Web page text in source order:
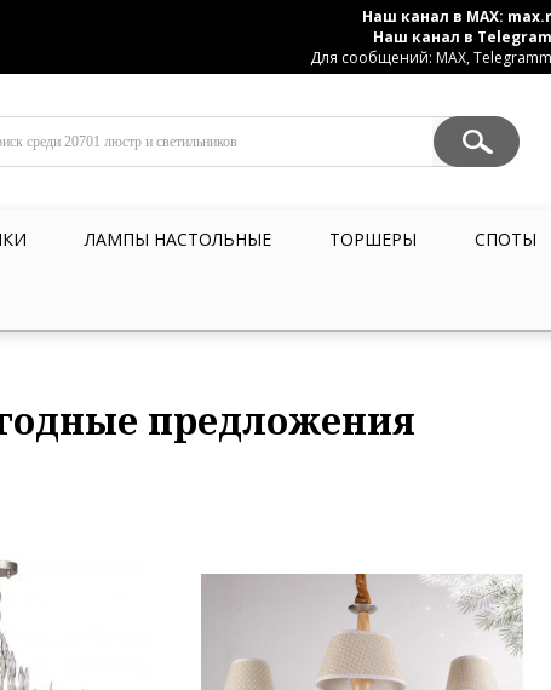
Наш канал в MAX:
Наш канал в
Для сообщений: MAX,
ЛАМПЫ НАСТОЛЬНЫЕ ТОРШЕРЫ СПОТЫ
предложения